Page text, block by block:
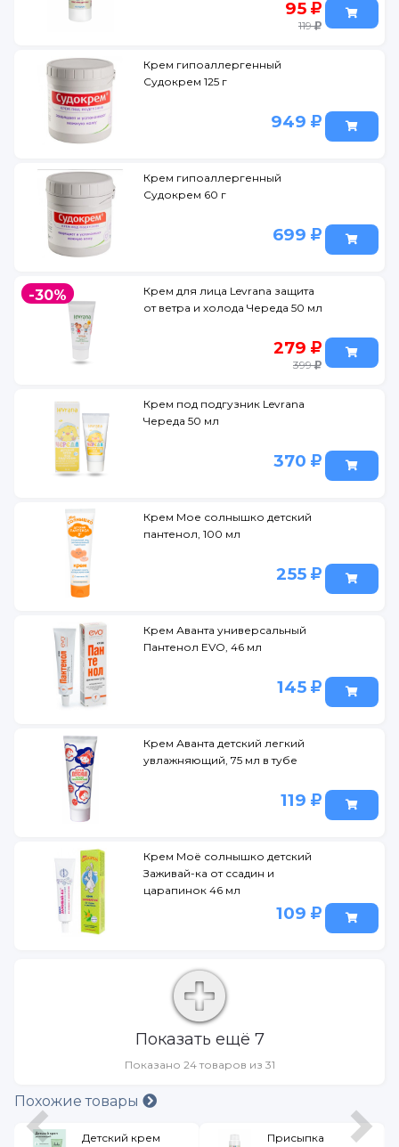
95
119
Крем гипоаллергенный
Судокрем 125 г
949
Крем гипоаллергенный
Судокрем 60 г
699
-30%
Крем для лица Levrana защита
от ветра и холода Череда 50 мл
279
399
Крем под подгузник Levrana
Череда 50 мл
370
Крем Мое солнышко детский
пантенол, 100 мл
255
Крем Аванта универсальный
Пантенол EVO, 46 мл
145
Крем Аванта детский легкий
увлажняющий, 75 мл в тубе
119
Крем Моё солнышко детский
Заживай-ка от ссадин и
царапинок 46 мл
109
Показать ещё 7
Показано 24 товаров из 31
Похожие товары
Детский крем
Присыпка